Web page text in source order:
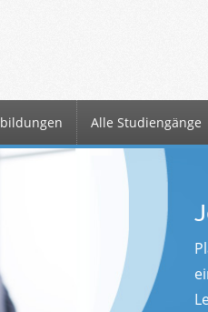
Alle Studiengänge